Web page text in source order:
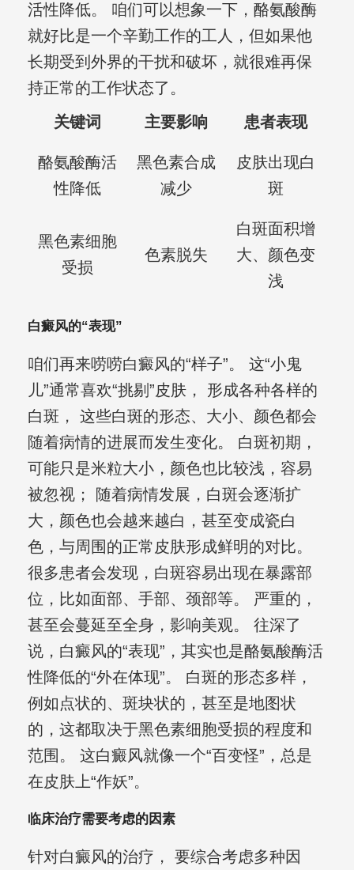
活性降低。 咱们可以想象一下，酪氨酸酶
就好比是一个辛勤工作的工人，但如果他
长期受到外界的干扰和破坏，就很难再保
持正常的工作状态了。
关键词
主要影响 患者表现
酪氨酸酶活
性降低
黑色素合成
减少
皮肤出现白
斑
黑色素细胞
受损
色素脱失
白斑面积增
大、颜色变
浅
白癜风的“表现”
咱们再来唠唠白癜风的“样子”。 这“小鬼
儿”通常喜欢“挑剔”皮肤， 形成各种各样的
白斑， 这些白斑的形态、大小、颜色都会
随着病情的进展而发生变化。 白斑初期，
可能只是米粒大小，颜色也比较浅，容易
被忽视； 随着病情发展，白斑会逐渐扩
大，颜色也会越来越白，甚至变成瓷白
色，与周围的正常皮肤形成鲜明的对比。
很多患者会发现，白斑容易出现在暴露部
位，比如面部、手部、颈部等。 严重的，
甚至会蔓延至全身，影响美观。 往深了
说，白癜风的“表现”，其实也是酪氨酸酶活
性降低的“外在体现”。 白斑的形态多样，
例如点状的、斑块状的，甚至是地图状
的，这都取决于黑色素细胞受损的程度和
范围。 这白癜风就像一个“百变怪”，总是
在皮肤上“作妖”。
临床治疗需要考虑的因素
针对白癜风的治疗， 要综合考虑多种因